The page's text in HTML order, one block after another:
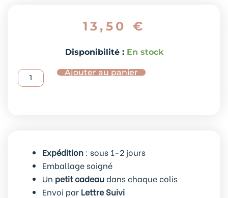
13,50 €
Disponibilité : En stock
Lot
maille
Junk
food
Ajouter au panier
Expédition : sous 1-2 jours
Emballage soigné
Un petit cadeaudans chaque colis
Envoi par Lettre Suivi